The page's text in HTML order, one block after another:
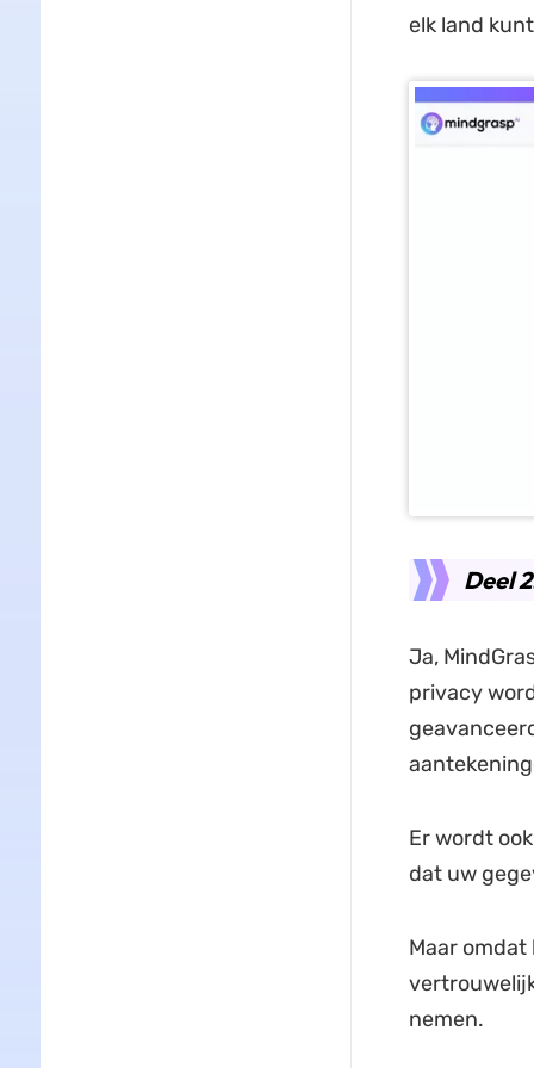
elk land
Deel
Ja,
privacy
Er wordt
dat uw
Maar
nemen.